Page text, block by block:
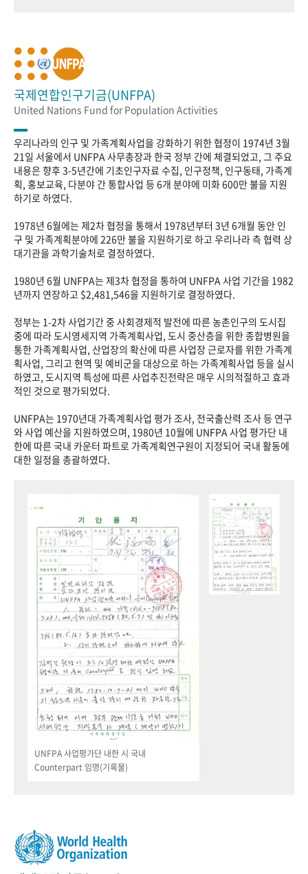
국제연합인구기금(UNFPA)
United Nations Fund for Population Activities
우리나라의 인구 및 가족계획사업을 강화하기 위한 협정이 1974년 3월
21일 서울에서 UNFPA 사무총장과 한국 정부 간에 체결되었고, 그 주요
내용은 향후 3-5년간에 기초인구자료 수집, 인구정책, 인구동태, 가족계
획, 홍보교육, 다분야 간 통합사업 등 6개 분야에 미화 600만 불을 지원
하기로 하였다.
1978년 6월에는 제2차 협정을 통해서 1978년부터 3년 6개월 동안 인
구 및 가족계획분야에 226만 불을 지원하기로 하고 우리나라 측 협력 상
대기관을 과학기술처로 결정하였다.
1980년 6월 UNFPA는 제3차 협정을 통하여 UNFPA 사업 기간을 1982
년까지 연장하고 $2,481,546을 지원하기로 결정하였다.
정부는 1-2차 사업기간 중 사회경제적 발전에 따른 농촌인구의 도시집
중에 따라 도시영세지역 가족계획사업, 도시 중산층을 위한 종합병원을
통한 가족계획사업, 산업장의 확산에 따른 사업장 근로자를 위한 가족계
획사업, 그리고 현역 및 예비군을 대상으로 하는 가족계획사업 등을 실시
하였고, 도시지역 특성에 따른 사업추진전략은 매우 시의적절하고 효과
적인 것으로 평가되었다.
UNFPA는 1970년대 가족계획사업 평가 조사, 전국출산력 조사 등 연구
와 사업 예산을 지원하였으며, 1980년 10월에 UNFPA 사업 평가단 내
한에 따른 국내 카운터 파트로 가족계획연구원이 지정되어 국내 활동에
대한 일정을 총괄하였다.
UNFPA 사업평가단 내한 시 국내
Counterpart 임명(기록물)